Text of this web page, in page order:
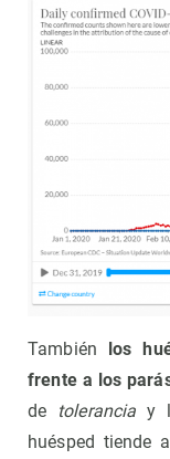
También los
frente a los
de
tolerancia y
huésped tiende